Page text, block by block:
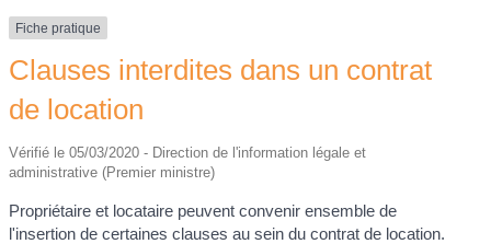
Fiche pratique
Clauses interdites dans un contrat
de location
Vérifié le 05/03/2020 - Direction de l'information légale et
administrative (Premier ministre)
Propriétaire et locataire peuvent convenir ensemble de
l'insertion de certaines clauses au sein du contrat de location.